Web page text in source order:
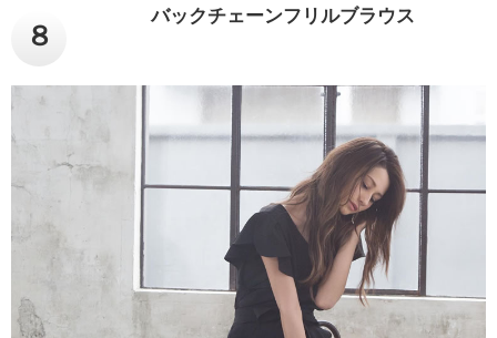
８
バックチェーンフリルブラウス